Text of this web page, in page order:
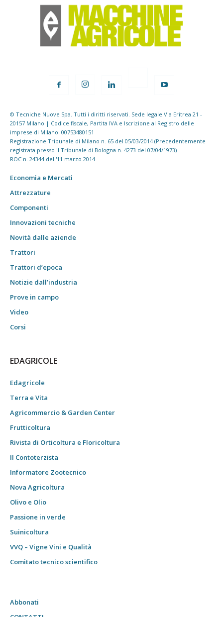
© Tecniche Nuove Spa. Tutti i diritti riservati. Sede legale Via Eritrea 21 -
20157 Milano | Codice fiscale, Partita IVA e Iscrizione al Registro delle
imprese di Milano: 00753480151
Registrazione Tribunale di Milano n. 65 del 05/03/2014 (Precedentemente
registrata presso il Tribunale di Bologna n. 4273 del 07/04/1973)
ROC n. 24344 dell'11 marzo 2014
Economia e Mercati
Attrezzature
Componenti
Innovazioni tecniche
Novità dalle aziende
Trattori
Trattori d’epoca
Notizie dall’industria
Prove in campo
Video
Corsi
EDAGRICOLE
Edagricole
Terra e Vita
Agricommercio & Garden Center
Frutticoltura
Rivista di Orticoltura e Floricoltura
Il Contoterzista
Informatore Zootecnico
Nova Agricoltura
Olivo e Olio
Passione in verde
Suinicoltura
VVQ – Vigne Vini e Qualità
Comitato tecnico scientifico
Abbonati